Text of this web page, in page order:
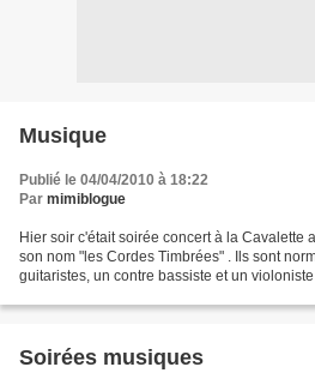
Musique
Publié le 04/04/2010 à 18:22
Par mimiblogue
Hier soir c'était soirée concert à la Cavalette
son nom "les Cordes Timbrées" . Ils sont
guitaristes, un contre bassiste et un
Soirées musiques